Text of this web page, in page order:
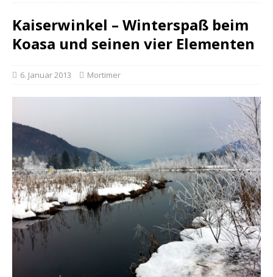
Kaiserwinkel – Winterspaß beim
Koasa und seinen vier Elementen
6. Januar 2013 Mortimer